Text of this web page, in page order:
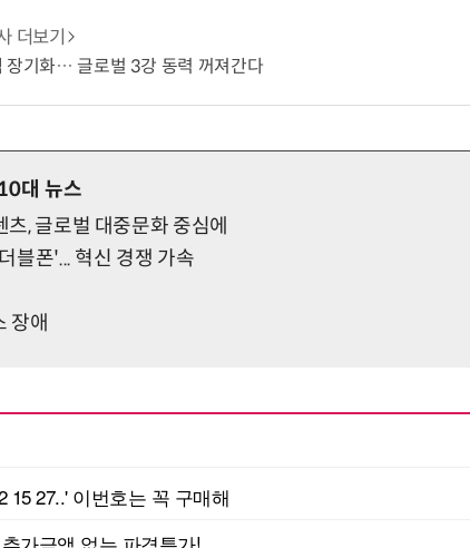
더보기
장기화… 글로벌 3강 동력 꺼져간다
대 뉴스
, 글로벌 대중문화 중심에
블폰'... 혁신 경쟁 가속
장애